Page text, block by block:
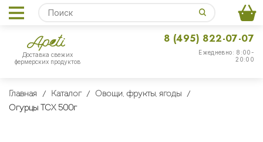
Доставка свежих
фермерских продуктов
Ежедневно: 8:00-
20:00
8 (495) 822-07-07
Главная Каталог
Овощи, фрукты, ягоды
Огурцы ТСХ 500г